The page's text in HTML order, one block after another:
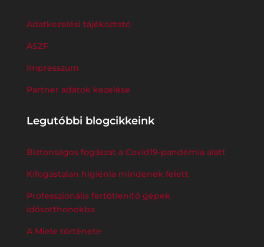
Adatkezelési tájékoztató
ÁSZF
Impresszum
Partner adatok kezelése
Legutóbbi blogcikkeink
Biztonságos fogászat a Covid19-pandémia alatt
Kifogástalan higiénia mindenek felett
Professzionális fertőtlenítő gépek
idősotthonokba
A Miele története